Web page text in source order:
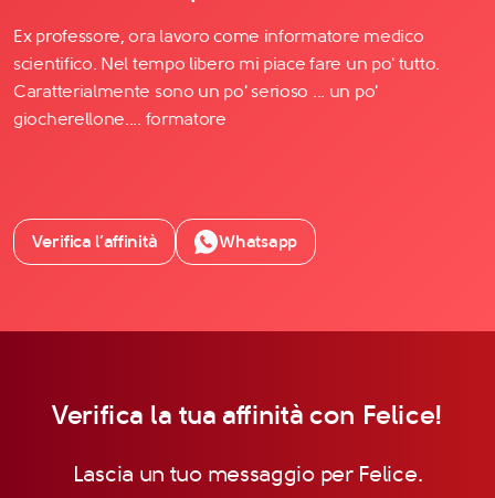
Ex professore, ora lavoro come informatore medico
scientifico. Nel tempo libero mi piace fare un po' tutto.
Caratterialmente sono un po' serioso ... un po'
giocherellone.... formatore
Verifica l’affinità Whatsapp
Verifica la tua affinità con Felice!
Lascia un tuo messaggio per Felice.